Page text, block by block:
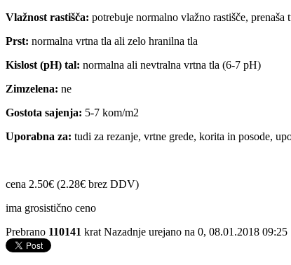
Vlažnost rastišča: potrebuje normalno vlažno rastišče, prenaša
Prst: normalna vrtna tla ali zelo hranilna tla
Kislost (pH) tal: normalna ali nevtralna vrtna tla (6-7 pH)
Zimzelena: ne
Gostota sajenja: 5-7 kom/m2
Uporabna za: tudi za rezanje, vrtne grede, korita in posode,
cena 2.50€ (2.28€ brez DDV)
ima grosistično ceno
Prebrano 110141 krat Nazadnje urejano na 0, 08.01.2018 09:25